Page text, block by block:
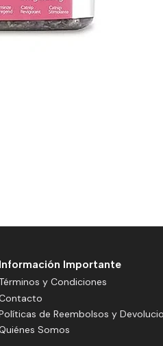
Información Importante
Términos y Condiciones
de Reembolsos y
Somos